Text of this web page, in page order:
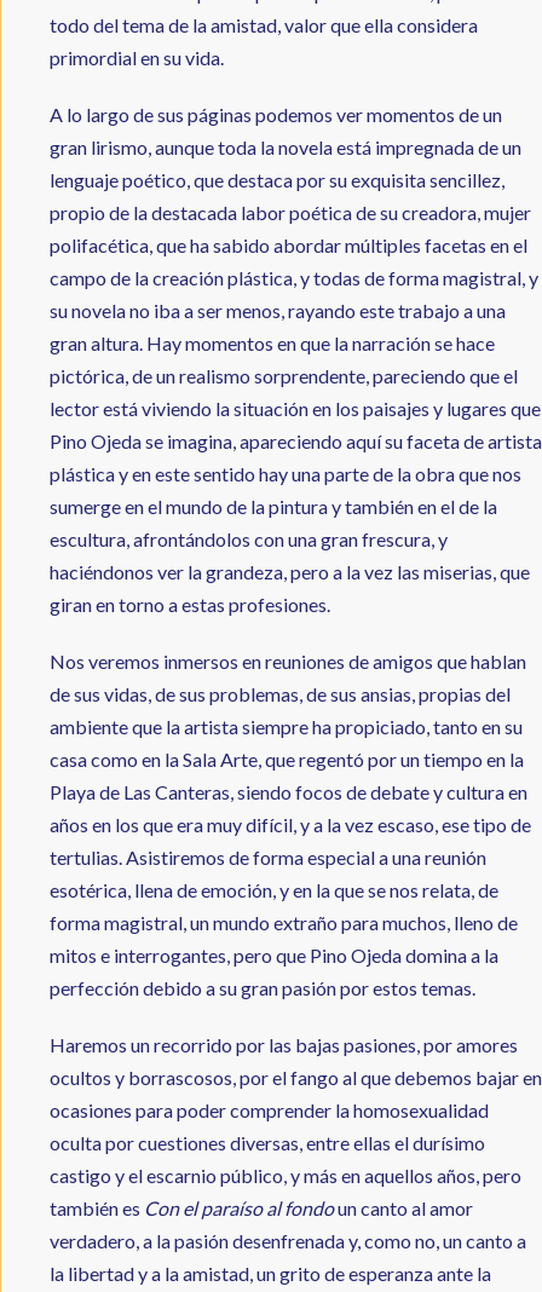
todo del tema de la amistad, valor que ella considera
primordial en su vida.
A lo largo de sus páginas podemos ver momentos de un
gran lirismo, aunque toda la novela está impregnada de un
lenguaje poético, que destaca por su exquisita sencillez,
propio de la destacada labor poética de su creadora, mujer
polifacética, que ha sabido abordar múltiples facetas en el
campo de la creación plástica, y todas de forma magistral, y
su novela no iba a ser menos, rayando este trabajo a una
gran altura. Hay momentos en que la narración se hace
pictórica, de un realismo sorprendente, pareciendo que el
lector está viviendo la situación en los paisajes y lugares que
Pino Ojeda se imagina, apareciendo aquí su faceta de artista
plástica y en este sentido hay una parte de la obra que nos
sumerge en el mundo de la pintura y también en el de la
escultura, afrontándolos con una gran frescura, y
haciéndonos ver la grandeza, pero a la vez las miserias, que
giran en torno a estas profesiones.
Nos veremos inmersos en reuniones de amigos que hablan
de sus vidas, de sus problemas, de sus ansias, propias del
ambiente que la artista siempre ha propiciado, tanto en su
casa como en la Sala Arte, que regentó por un tiempo en la
Playa de Las Canteras, siendo focos de debate y cultura en
años en los que era muy difícil, y a la vez escaso, ese tipo de
tertulias. Asistiremos de forma especial a una reunión
esotérica, llena de emoción, y en la que se nos relata, de
forma magistral, un mundo extraño para muchos, lleno de
mitos e interrogantes, pero que Pino Ojeda domina a la
perfección debido a su gran pasión por estos temas.
Haremos un recorrido por las bajas pasiones, por amores
ocultos y borrascosos, por el fango al que debemos bajar en
ocasiones para poder comprender la homosexualidad
oculta por cuestiones diversas, entre ellas el durísimo
castigo y el escarnio público, y más en aquellos años, pero
también es Con el paraíso al fondoun canto al amor
verdadero, a la pasión desenfrenada y, como no, un canto a
la libertad y a la amistad, un grito de esperanza ante la